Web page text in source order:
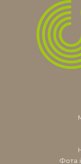
Фота